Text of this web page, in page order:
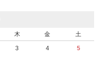
木 金 土
3 4 5